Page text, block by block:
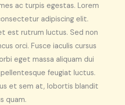
ac turpis egestas. Lorem
adipiscing elit.
est rutrum luctus. Sed non
orci. Fusce iaculis cursus
eget massa aliquam dui
feugiat luctus.
et sem at, lobortis blandit
quam.